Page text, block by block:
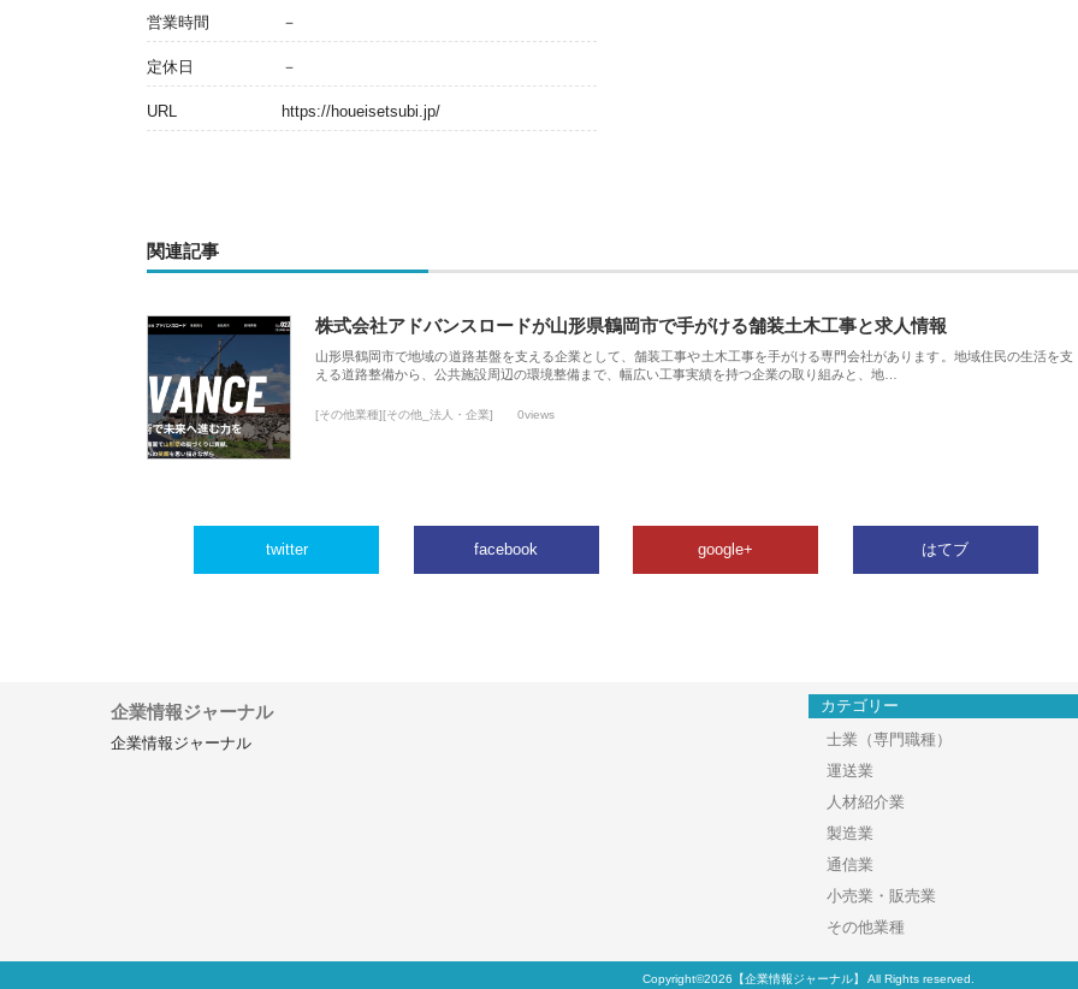
営業時間 －
定休日 －
URL https://houeisetsubi.jp/
関連記事
株式会社アドバンスロードが山形県鶴岡市で手がける舗装土木工事と求人情報
山形県鶴岡市で地域の道路基盤を支える企業として、舗装工事や土木工事を手がける専門会社があります。地域住民の生活を支
える道路整備から、公共施設周辺の環境整備まで、幅広い工事実績を持つ企業の取り組みと、地…
[その他業種][その他_法人・企業] 0views
twitter facebook google+ はてブ
企業情報ジャーナル
企業情報ジャーナル
カテゴリー
士業（専門職種）
運送業
人材紹介業
製造業
通信業
小売業・販売業
その他業種
Copyright©2026【企業情報ジャーナル】 All Rights reserved.